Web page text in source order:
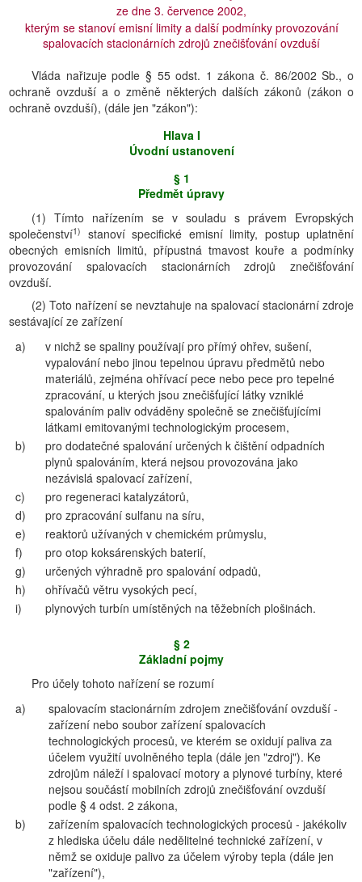
ze dne 3. července 2002,
kterým se stanoví emisní limity a další podmínky provozování
spalovacích stacionárních zdrojů znečišťování ovzduší
Vláda nařizuje podle § 55 odst. 1 zákona č. 86/2002 Sb., o
ochraně ovzduší a o změně některých dalších zákonů (zákon o
ochraně ovzduší), (dále jen "zákon"):
Hlava I
Úvodní ustanovení
§ 1
Předmět úpravy
(1) Tímto nařízením se v souladu s právem Evropských
společenství1)
stanoví specifické emisní limity, postup uplatnění
obecných emisních limitů, přípustná tmavost kouře a podmínky
provozování spalovacích stacionárních zdrojů znečišťování
ovzduší.
(2) Toto nařízení se nevztahuje na spalovací stacionární zdroje
sestávající ze zařízení
a)
v nichž se spaliny používají pro přímý ohřev, sušení,
vypalování nebo jinou tepelnou úpravu předmětů nebo
materiálů, zejména ohřívací pece nebo pece pro tepelné
zpracování, u kterých jsou znečišťující látky vzniklé
spalováním paliv odváděny společně se znečišťujícími
látkami emitovanými technologickým procesem,
b)
pro dodatečné spalování určených k čištění odpadních
plynů spalováním, která nejsou provozována jako
nezávislá spalovací zařízení,
c)
pro regeneraci katalyzátorů,
d)
pro zpracování sulfanu na síru,
e)
reaktorů užívaných v chemickém průmyslu,
f)
pro otop koksárenských baterií,
g)
určených výhradně pro spalování odpadů,
h)
ohřívačů větru vysokých pecí,
i)
plynových turbín umístěných na těžebních plošinách.
§ 2
Základní pojmy
Pro účely tohoto nařízení se rozumí
a)
spalovacím stacionárním zdrojem znečišťování ovzduší -
zařízení nebo soubor zařízení spalovacích
technologických procesů, ve kterém se oxidují paliva za
účelem využití uvolněného tepla (dále jen "zdroj"). Ke
zdrojům náleží i spalovací motory a plynové turbíny, které
nejsou součástí mobilních zdrojů znečišťování ovzduší
podle § 4 odst. 2 zákona,
b)
zařízením spalovacích technologických procesů - jakékoliv
z hlediska účelu dále nedělitelné technické zařízení, v
němž se oxiduje palivo za účelem výroby tepla (dále jen
"zařízení"),